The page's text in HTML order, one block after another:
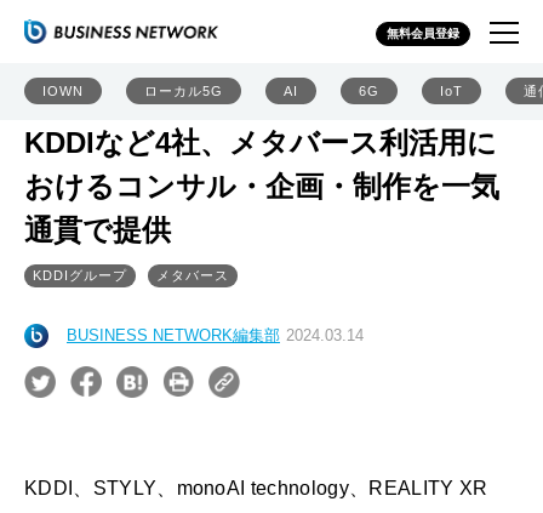
無料会員登録
IOWN ローカル5G AI 6G IoT 通
KDDIなど4社、メタバース利活用に
おけるコンサル・企画・制作を一気
通貫で提供
KDDIグループ メタバース
BUSINESS NETWORK編集部 2024.03.14
KDDI、STYLY、monoAI technology、REALITY XR